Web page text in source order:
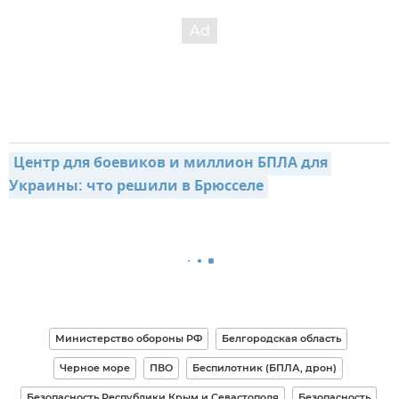
Центр для боевиков и миллион БПЛА для
Украины: что решили в Брюсселе
Министерство обороны РФ Белгородская область
Черное море ПВО Беспилотник (БПЛА, дрон)